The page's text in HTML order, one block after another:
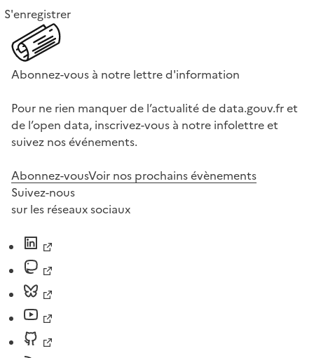
S'enregistrer
Abonnez-vous à notre lettre d'information
Pour ne rien manquer de l’actualité de data.gouv.fr et
de l’open data, inscrivez-vous à notre infolettre et
suivez nos événements.
Abonnez-vousVoir nos prochains évènements
Suivez-nous
sur les réseaux sociaux